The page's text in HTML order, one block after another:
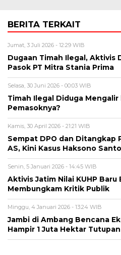
BERITA TERKAIT
Jumat, 3 Juli 2026 - 12:29 WIB
Dugaan Timah Ilegal, Aktivis
Pasok PT Mitra Stania Prima
Selasa, 30 Juni 2026 - 00:03 WIB
Timah Ilegal Diduga Mengalir
Pemasoknya?
Kamis, 30 April 2026 - 21:21 WIB
Sempat DPO dan Ditangkap
AS, Kini Kasus Haksono
Senin, 5 Januari 2026 - 14:45 WIB
Aktivis Jatim Nilai KUHP
Membungkam Kritik Publik
Minggu, 4 Januari 2026 - 13:24 WIB
Jambi di Ambang Bencana
Hampir 1 Juta Hektar